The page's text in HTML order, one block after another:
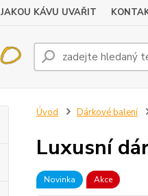
JAKOU KÁVU UVAŘIT
Úvod Dárkové balení
Luxusní
Novinka Akce